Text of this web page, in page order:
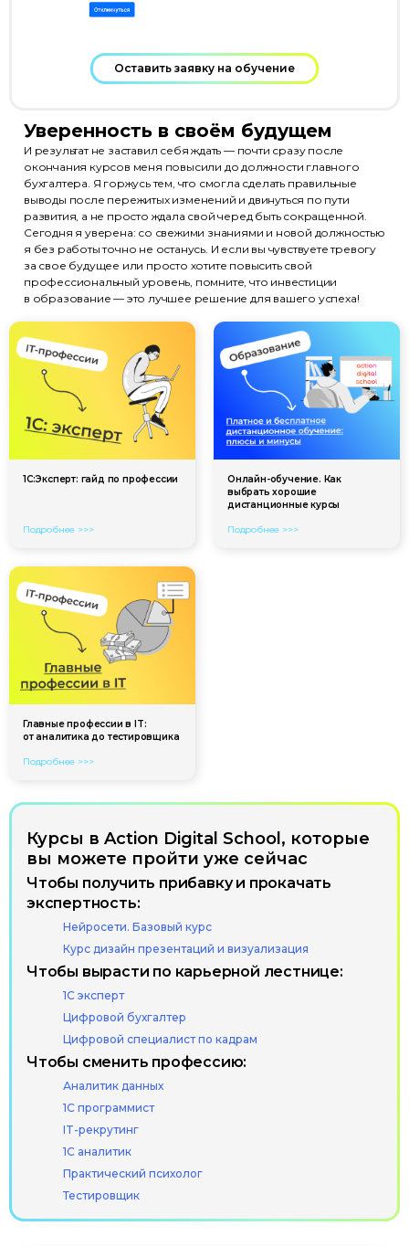
Оставить заявку на обучение
Уверенность в своём будущем
И результат не заставил себя ждать — почти сразу после
окончания курсов меня повысили до должности главного
бухгалтера. Я горжусь тем, что смогла сделать правильные
выводы после пережитых изменений и двинуться по пути
развития, а не просто ждала свой черед быть сокращенной.
Сегодня я уверена: со свежими знаниями и новой должностью
я без работы точно не останусь. И если вы чувствуете тревогу
за свое будущее или просто хотите повысить свой
профессиональный уровень, помните, что инвестиции
в образование — это лучшее решение для вашего успеха!
1С:Эксперт: гайд по профессии
Подробнее >>>
Онлайн-обучение. Как
выбрать хорошие
дистанционные курсы
Подробнее >>>
Главные профессии в IT:
от аналитика до тестировщика
Подробнее >>>
Курсы в Action Digital School, которые
вы можете пройти уже сейчас
Чтобы получить прибавку и прокачать
экспертность:
Нейросети. Базовый курс
Курс дизайн презентаций и визуализация
Чтобы вырасти по карьерной лестнице:
1С эксперт
Цифровой бухгалтер
Цифровой специалист по кадрам
Чтобы сменить профессию:
Аналитик данных
1С программист
IT-рекрутинг
1С аналитик
Практический психолог
Тестировщик
Эксперты Партнёры
+7 (495) 788-53-26
1-й Земельный переулок, 1
© ООО «Актион-Диджитал»,
2026 г. Все права защищены
Политика обработки
персональных данных
Информация на сайте носит
информационный характер
и не является публичной офертой
(ст. 437 ГК РФ)
Использование файлов cookie